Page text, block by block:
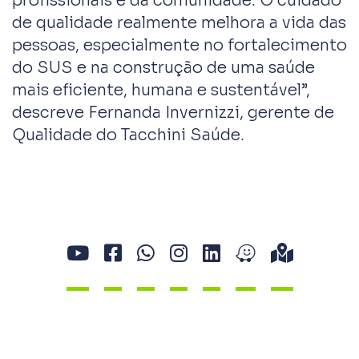
de qualidade realmente melhora a vida das
pessoas, especialmente no fortalecimento
do SUS e na construção de uma saúde
mais eficiente, humana e sustentável”,
descreve Fernanda Invernizzi, gerente de
Qualidade do Tacchini Saúde.